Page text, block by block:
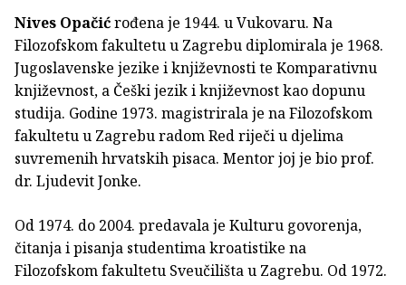
Nives Opačićrođena je 1944. u Vukovaru. Na
Filozofskom fakultetu u Zagrebu diplomirala je 1968.
Jugoslavenske jezike i književnosti te Komparativnu
književnost, a Češki jezik i književnost kao dopunu
studija. Godine 1973. magistrirala je na Filozofskom
fakultetu u Zagrebu radom Red riječi u djelima
suvremenih hrvatskih pisaca. Mentor joj je bio prof.
dr. Ljudevit Jonke.
Od 1974. do 2004. predavala je Kulturu govorenja,
čitanja i pisanja studentima kroatistike na
Filozofskom fakultetu Sveučilišta u Zagrebu. Od 1972.